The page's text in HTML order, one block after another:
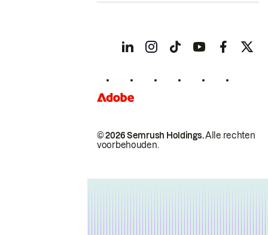
© 2026 Semrush Holdings.Alle rechten
voorbehouden.